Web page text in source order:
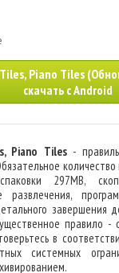
Piano Tiles
скачать с Android
Piano Tiles-
297MB,
развлечения,
завершения
правило -
в
системных